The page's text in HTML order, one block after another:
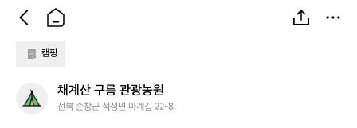
캠핑
계
채계산 구름 관광농원
전북 순창군 적성면 마계길 22-8